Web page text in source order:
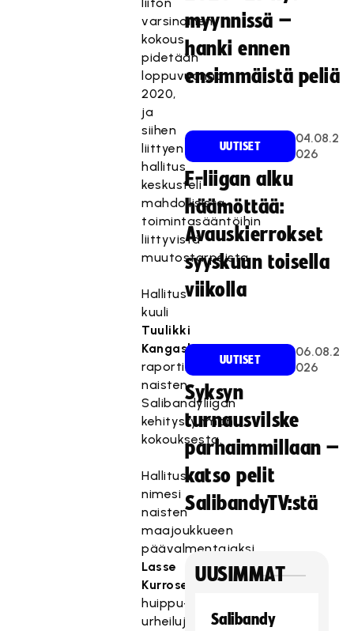
varsinainen
kokous
pidetään
loppuvuonna
2020,
ja
siihen
liittyen
hallitus
keskusteli
mahdollisista
toimintasääntöihin
liittyvistä
muutostarpeista.
Hallitus
kuuli
Tuulikki
Kangasluoman
raportin
naisten
Salibandyliigan
kehitysryhmän
kokouksesta.
Hallitus
nimesi
naisten
maajoukkueen
päävalmentajaksi
Lasse
Kurrosen
huippu-
urheilujohtajan
myynnissä –
hanki ennen
ensimmäistä peliä
UUTISET
04.08.2
026
F-liigan alku
häämöttää:
Avauskierrokset
syyskuun toisella
viikolla
UUTISET
06.08.2
026
Syksyn
turnausvilske
parhaimmillaan –
katso pelit
SalibandyTV:stä
UUSIMMAT
Salibandy